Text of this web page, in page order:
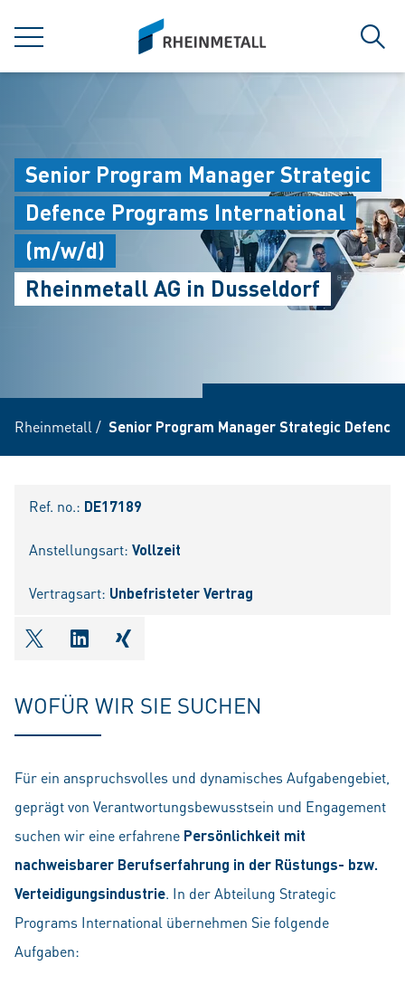
MENU
siteLogo
Senior Program Manager Strategic
Defence Programs International
(m/w/d)
Rheinmetall AG in Dusseldorf
Rheinmetall / Senior Program Manager Strategic
Ref. no.: DE17189
Anstellungsart: Vollzeit
Vertragsart: Unbefristeter Vertrag
shareOntwitter
shareOnlinkedIn
shareOnxing
WOFÜR WIR SIE SUCHEN
Für ein anspruchsvolles und dynamisches Aufgabengebiet,
geprägt von Verantwortungsbewusstsein und Engagement
suchen wir eine erfahrene Persönlichkeit mit
nachweisbarer Berufserfahrung in der Rüstungs- bzw.
Verteidigungsindustrie. In der Abteilung Strategic
Programs International übernehmen Sie folgende
Aufgaben: